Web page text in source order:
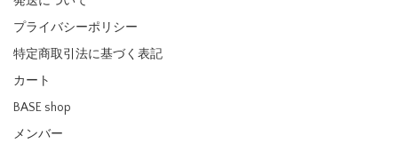
プライバシーポリシー
特定商取引法に基づく表記
カート
BASE shop
メンバー